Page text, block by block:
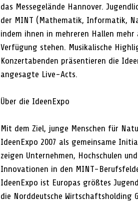
das Messegelände Hannover.
der MINT (Mathematik, Informatik,
indem ihnen in mehreren Hallen
Verfügung stehen. Musikalische
Konzertabenden präsentieren die
angesagte Live-Acts.
Über die IdeenExpo
Mit dem Ziel, junge Menschen für
IdeenExpo 2007 als gemeinsame
zeigen Unternehmen, Hochschulen
Innovationen in den MINT-
IdeenExpo ist Europas größtes
die Norddeutsche Wirtschaftsholding